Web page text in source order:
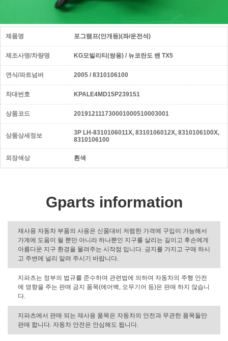
제품명 포그램프(안개등)(좌/운전석)
제조사명/차량명 KG모빌리티(쌍용) / 뉴코란도 밴 TX5
연식/파트넘버 2005 / 8310106100
차대번호 KPALE4MD15P239151
상품코드 201912111730001000510003001
상품상세정보
3P LH-8310106011X, 8310106012X, 8310106100X,
8310106100
외장색상 흰색
Gparts information
재사용 자동차 부품의 사용은 신품대비 저렴한 가격에 구입이 가능해서
가계에 도움이 될 뿐만 아니라 하나뿐인 지구를 살리는 길이고 후손에게
아름다운 지구 환경을 물려주는 시작점 입니다. 긍지를 가지고 구매 하시
고 주변에 널리 알려 주시기 바랍니다.
지파츠는 정부의 법규를 준수하며 관련법에 의하여 자동차의 주행 안전
에 영향을 주는 판매 금지 품목(에어백, 오무기어 등)은 판매 하지 않습니
다.
지파츠에서 판매 되는 재사용 품목은 자동차의 안전과 무관한 품목들만
판매 합니다. 자동차 안전은 안심해도 됩니다.